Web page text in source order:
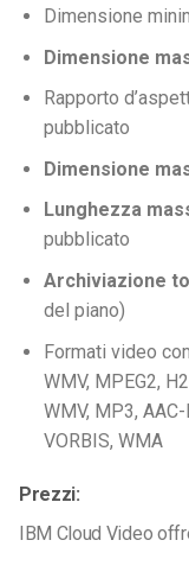
Dimensione
Dimensione
Rapporto
pubblicato
Dimensione
Lunghezza
pubblicato
Archiviazione
del piano)
Formati video
WMV, MPEG2,
WMV, MP3, AAC-
VORBIS, WMA
Prezzi:
IBM Cloud Video